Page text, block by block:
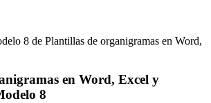
en Word, Excel y
8